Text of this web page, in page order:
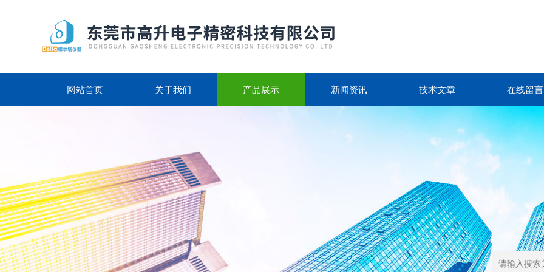
网站首页 关于我们 产品展示 新闻资讯 技术文章 在线留言